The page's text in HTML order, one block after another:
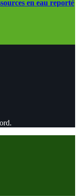
en eau reporté